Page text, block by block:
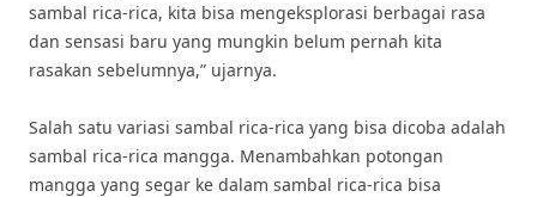
sambal rica-rica, kita bisa mengeksplorasi berbagai rasa
dan sensasi baru yang mungkin belum pernah kita
rasakan sebelumnya,” ujarnya.
Salah satu variasi sambal rica-rica yang bisa dicoba adalah
sambal rica-rica mangga. Menambahkan potongan
mangga yang segar ke dalam sambal rica-rica bisa